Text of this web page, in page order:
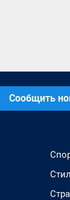
Сообщить